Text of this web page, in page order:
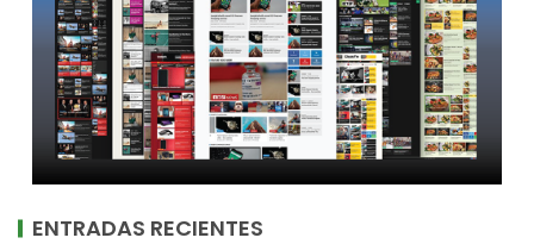
ENTRADAS RECIENTES